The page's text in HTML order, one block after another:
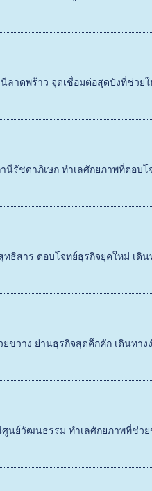
ลาดพร้าว จุดเชื่อมต่อสุดปังที่ช่ว
นีรัชดาภิเษก ทำเลศักยภาพที่ตอ
ธิสาร ตอบโจทย์ธุรกิจยุคใหม่ เดิ
ขวาง ย่านธุรกิจสุดคึกคัก เดินทา
นย์วัฒนธรรม ทำเลศักยภาพที่ช่ว